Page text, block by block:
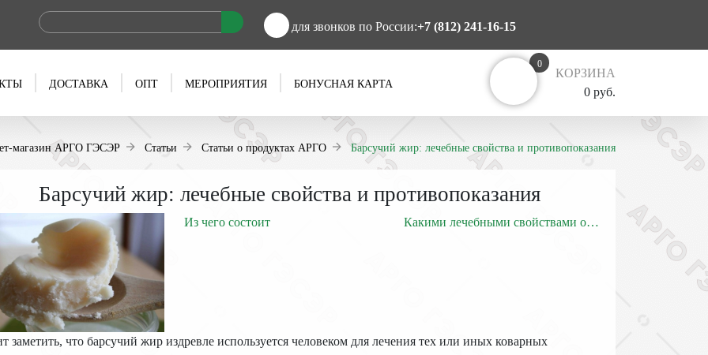
для звонков по России:+7 (812) 241-16-15
ДОСТАВКА ОПТ МЕРОПРИЯТИЯ БОНУСНАЯ КАРТА
0
КОРЗИНА
0 руб.
магазин АРГО ГЭСЭР Статьи Статьи о продуктах АРГО Барсучий жир: лечебные свойства и противопоказания
Барсучий жир: лечебные свойства и противопоказания
Из чего состоит Какими лечебными свойствами обладает
заметить, что барсучий жир издревле используется человеком для лечения тех или иных коварных